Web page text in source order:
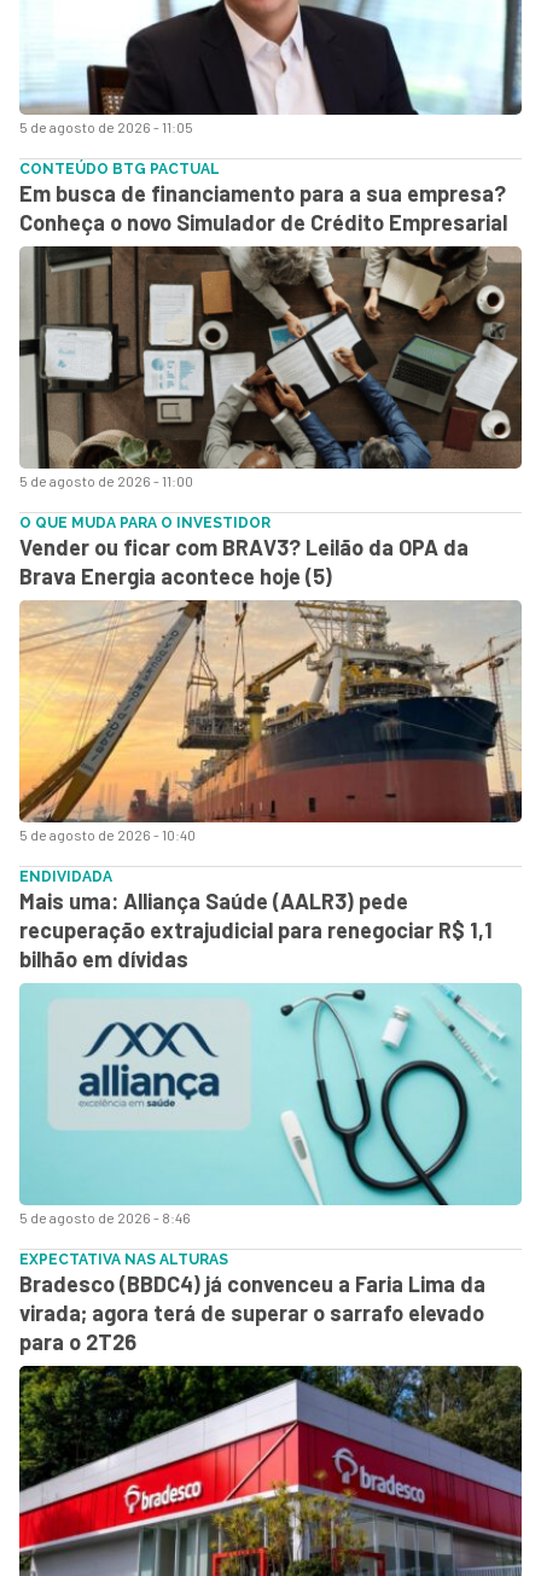
5 de agosto de 2026 - 11:05
5 de agosto de 2026 - 11:00
CONTEÚDO BTG PACTUAL
Em busca de financiamento para a sua empresa?
Conheça o novo Simulador de Crédito Empresarial
5 de agosto de 2026 - 10:40
O QUE MUDA PARA O INVESTIDOR
Vender ou ficar com BRAV3? Leilão da OPA da
Brava Energia acontece hoje (5)
5 de agosto de 2026 - 8:46
ENDIVIDADA
Mais uma: Alliança Saúde (AALR3) pede
recuperação extrajudicial para renegociar R$ 1,1
bilhão em dívidas
EXPECTATIVA NAS ALTURAS
Bradesco (BBDC4) já convenceu a Faria Lima da
virada; agora terá de superar o sarrafo elevado
para o 2T26